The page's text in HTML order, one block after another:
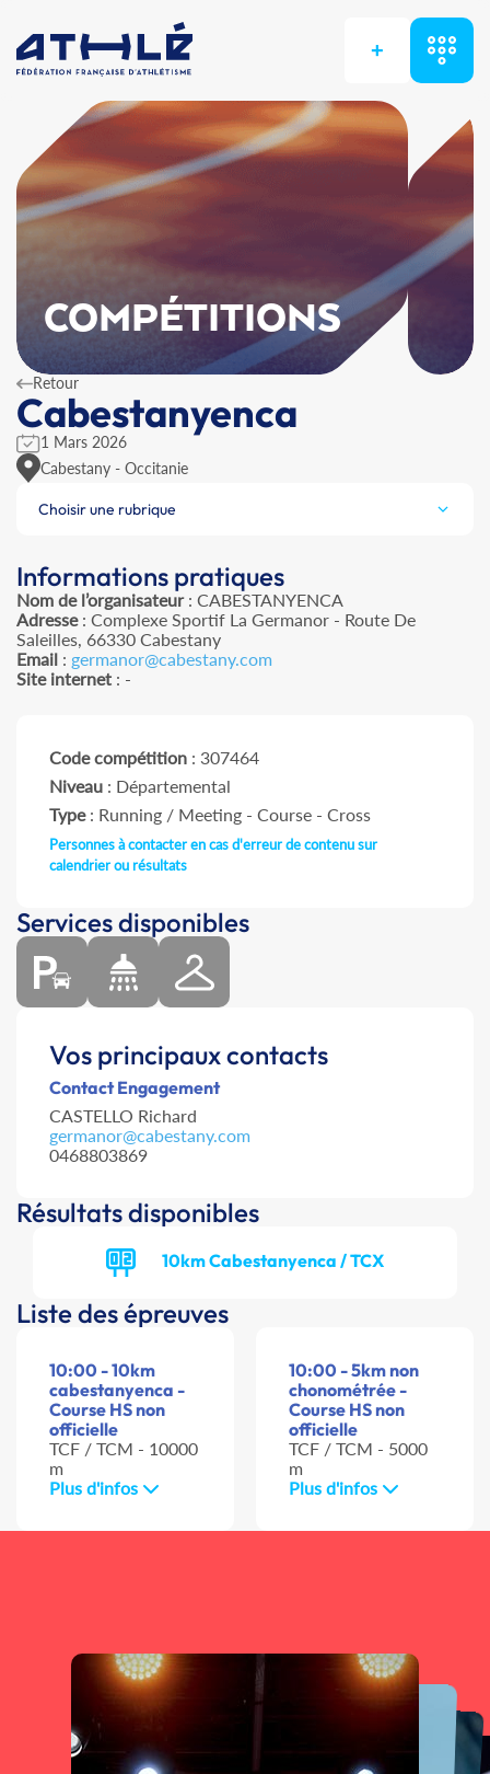
+
COMPÉTITIONS
Retour
Cabestanyenca
1 Mars 2026
Cabestany - Occitanie
Choisir une rubrique
Informations pratiques
Nom de l’organisateur: CABESTANYENCA
Adresse: Complexe Sportif La Germanor - Route De
Saleilles, 66330 Cabestany
Email : germanor@cabestany.com
Site internet : -
Code compétition : 307464
Niveau : Départemental
Type: Running / Meeting - Course - Cross
Personnes à contacter en cas d'erreur de contenu sur
calendrier ou résultats
Services disponibles
Vos principaux contacts
Contact Engagement
CASTELLO Richard
germanor@cabestany.com
0468803869
Résultats disponibles
10km Cabestanyenca / TCX
Liste des épreuves
10:00 - 10km
cabestanyenca -
Course HS non
officielle
TCF / TCM - 10000
m
Plus d'infos
10:00 - 5km non
chonométrée -
Course HS non
officielle
TCF / TCM - 5000
m
Plus d'infos